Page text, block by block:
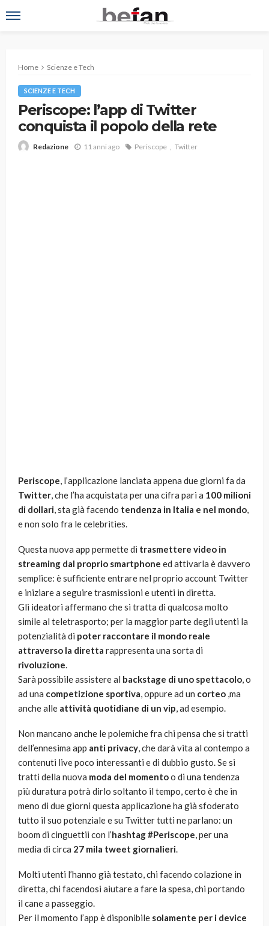
Home Scienze e Tech
SCIENZE E TECH
Periscope: l’app di Twitter
conquista il popolo della rete
Redazione 11 anni ago Periscope Twitter
Periscope, l’applicazione lanciata appena due giorni fa da
Twitter, che l’ha acquistata per una cifra pari a 100 milioni
di dollari, sta già facendo tendenza in Italia e nel mondo,
e non solo fra le celebrities.
Questa nuova app permette di trasmettere video in
streaming dal proprio smartphone ed attivarla è davvero
semplice: è sufficiente entrare nel proprio account Twitter
e iniziare a seguire trasmissioni e utenti in diretta.
Gli ideatori affermano che si tratta di qualcosa molto
simile al teletrasporto; per la maggior parte degli utenti la
potenzialità di poter raccontare il mondo reale
attraverso la diretta rappresenta una sorta di
rivoluzione.
Sarà possibile assistere al backstage di uno spettacolo, o
ad una competizione sportiva, oppure ad un corteo ,ma
anche alle attività quotidiane di un vip, ad esempio.
Non mancano anche le polemiche fra chi pensa che si tratti
dell’ennesima app anti privacy, che darà vita al contempo a
contenuti live poco interessanti e di dubbio gusto. Se si
tratti della nuova moda del momentoo di una tendenza
più duratura potrà dirlo soltanto il tempo, certo è che in
meno di due giorni questa applicazione ha già sfoderato
tutto il suo potenziale e su Twitter tutti ne parlano: un
boom di cinguettii con l’hashtag #Periscope, per una
media di circa 27 mila tweet giornalieri.
Molti utenti l’hanno già testato, chi facendo colazione in
diretta, chi facendosi aiutare a fare la spesa, chi portando
il cane a passeggio.
Per il momento l’app è disponibile solamente per i device